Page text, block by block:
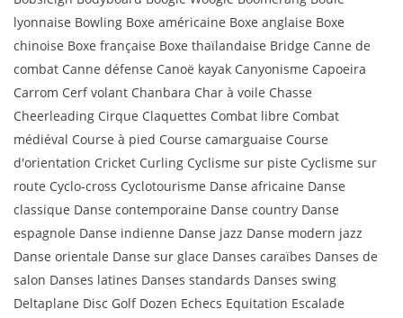
lyonnaise Bowling Boxe américaine Boxe anglaise Boxe
chinoise Boxe française Boxe thaïlandaise Bridge Canne de
combat Canne défense Canoë kayak Canyonisme Capoeira
Carrom Cerf volant Chanbara Char à voile Chasse
Cheerleading Cirque Claquettes Combat libre Combat
médiéval Course à pied Course camarguaise Course
d'orientation Cricket Curling Cyclisme sur piste Cyclisme sur
route Cyclo-cross Cyclotourisme Danse africaine Danse
classique Danse contemporaine Danse country Danse
espagnole Danse indienne Danse jazz Danse modern jazz
Danse orientale Danse sur glace Danses caraïbes Danses de
salon Danses latines Danses standards Danses swing
Deltaplane Disc Golf Dozen Echecs Equitation Escalade